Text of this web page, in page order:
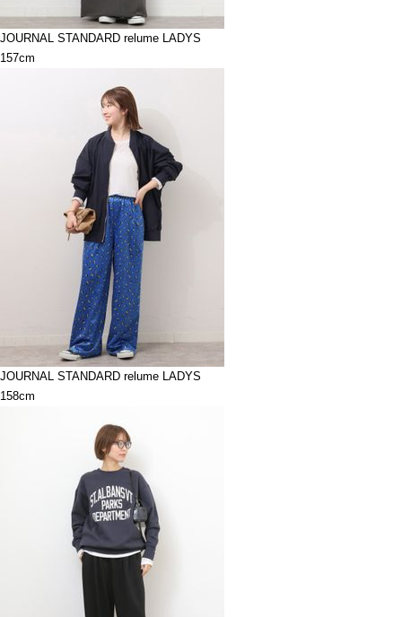
JOURNAL STANDARD relume LADYS
157cm
JOURNAL STANDARD relume LADYS
158cm